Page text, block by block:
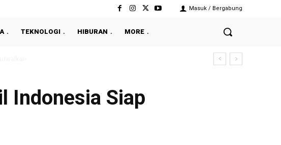
Masuk / Bergabung
TEKNOLOGI HIBURAN MORE
Indonesia Siap